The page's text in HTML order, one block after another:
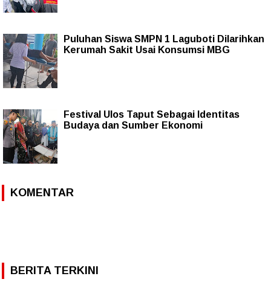
Puluhan Siswa SMPN 1 Laguboti Dilarihkan
Kerumah Sakit Usai Konsumsi MBG
Festival Ulos Taput Sebagai Identitas
Budaya dan Sumber Ekonomi
KOMENTAR
BERITA TERKINI